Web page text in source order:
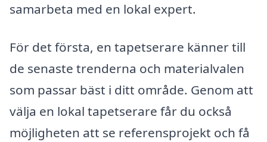
samarbeta med en lokal expert.
För det första, en tapetserare känner till
de senaste trenderna och materialvalen
som passar bäst i ditt område. Genom att
välja en lokal tapetserare får du också
möjligheten att se referensprojekt och få